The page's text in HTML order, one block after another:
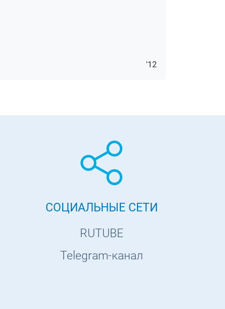
'12
СОЦИАЛЬНЫЕ СЕТИ
RUTUBE
Telegram-канал